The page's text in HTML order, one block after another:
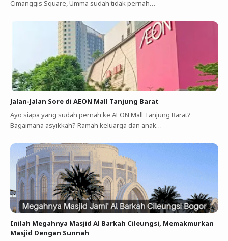
Cimanggis Square, Umma sudah tidak pernah…
Jalan-Jalan Sore di AEON Mall Tanjung Barat
Ayo siapa yang sudah pernah ke AEON Mall Tanjung Barat?
Bagaimana asyikkah? Ramah keluarga dan anak…
Inilah Megahnya Masjid Al Barkah Cileungsi, Memakmurkan
Masjid Dengan Sunnah